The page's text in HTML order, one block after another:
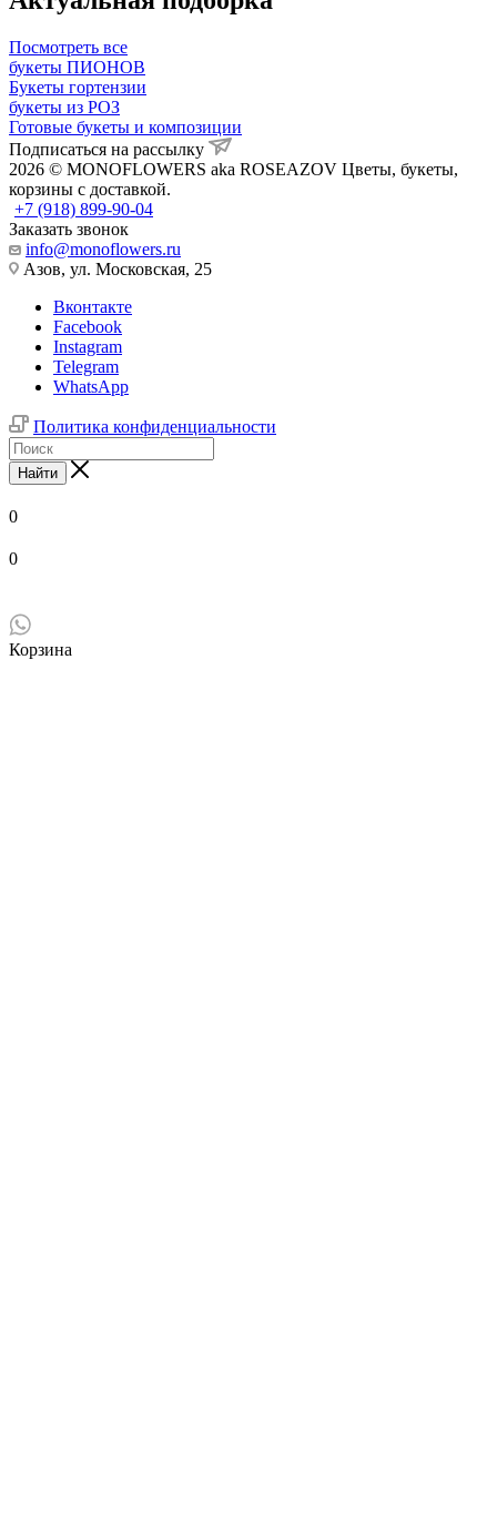
Посмотреть все
букеты ПИОНОВ
Букеты гортензии
букеты из РОЗ
Готовые букеты и композиции
Подписаться на рассылку
2026 © MONOFLOWERS aka ROSEAZOV Цветы, букеты,
корзины с доставкой.
+7 (918) 899-90-04
Заказать звонок
info@monoflowers.ru
Азов, ул. Московская, 25
Вконтакте
Facebook
Instagram
Telegram
WhatsApp
Политика конфиденциальности
Найти
0
0
Корзина